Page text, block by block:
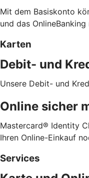
Mit dem Basiskonto
und das OnlineBanking
Karten
Debit- und
Unsere Debit- und
Online sicher
Mastercard® Identity
Ihren Online-Einkauf
Services